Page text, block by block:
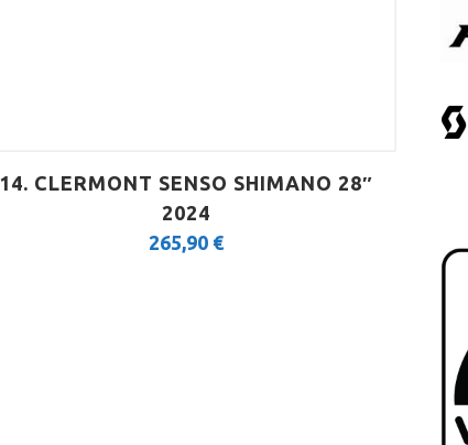
14. CLERMONT SENSO SHIMANO 28″
2024
265,90 €